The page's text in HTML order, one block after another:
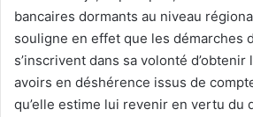
bancaires dormants au niveau
souligne en effet que les démarches
s’inscrivent dans sa volonté
avoirs en déshérence issus de
qu’elle estime lui revenir en vertu du